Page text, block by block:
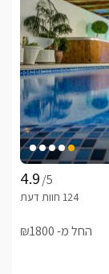
/5
החל מ- ₪1800